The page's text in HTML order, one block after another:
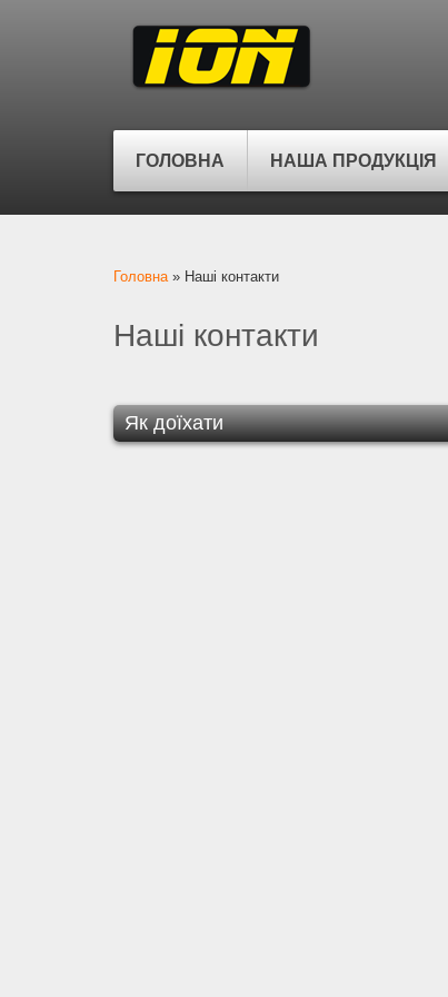
ГОЛОВНА НАША ПРОДУКЦІЯ
Ви є тут
Головна» Наші контакти
Наші контакти
Як доїхати